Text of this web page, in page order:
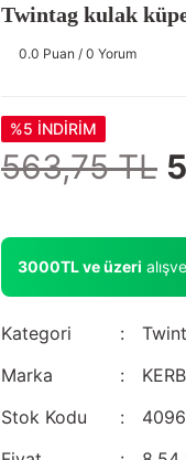
Twintag kulak
0.0 Puan / 0 Yorum
%5 İNDİRİM
563,75 TL
3000TL ve üzeri
Kategori
Marka
Stok Kodu